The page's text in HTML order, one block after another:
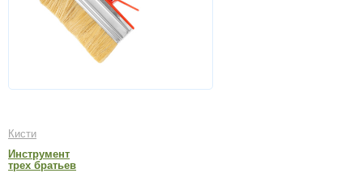
Кисти
Инструмент
трех братьев